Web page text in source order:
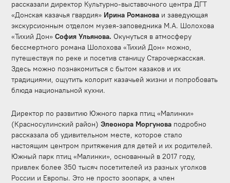
рассказали директор Культурно-выставочного центра ДГТ
«Донская казачья гвардия» Ирина Романова и заведующая
экскурсионным отделом музея-заповедника М.А. Шолохова
«Тихий Дон» София Ульянова. Окунуться в атмосферу
бессмертного романа Шолохова «Тихий Дон» можно,
путешествуя по реке и посетив станицу Старочеркасская.
Здесь можно познакомиться с бытом казаков и их
традициями, ощутить колорит казачьей жизни и попробовать
блюда национальной кухни.
Директор по развитию Южного парка птиц «Малинки»
(Красносулинский район)Элеонора Моргунова подробно
рассказала об удивительном месте, которое стало
настоящим центром притяжения для детей и их родителей.
Южный парк птиц «Малинки», основанный в 2017 году,
привлек более 350 тысяч посетителей из разных уголков
России и Европы. Это не просто зоопарк, а член